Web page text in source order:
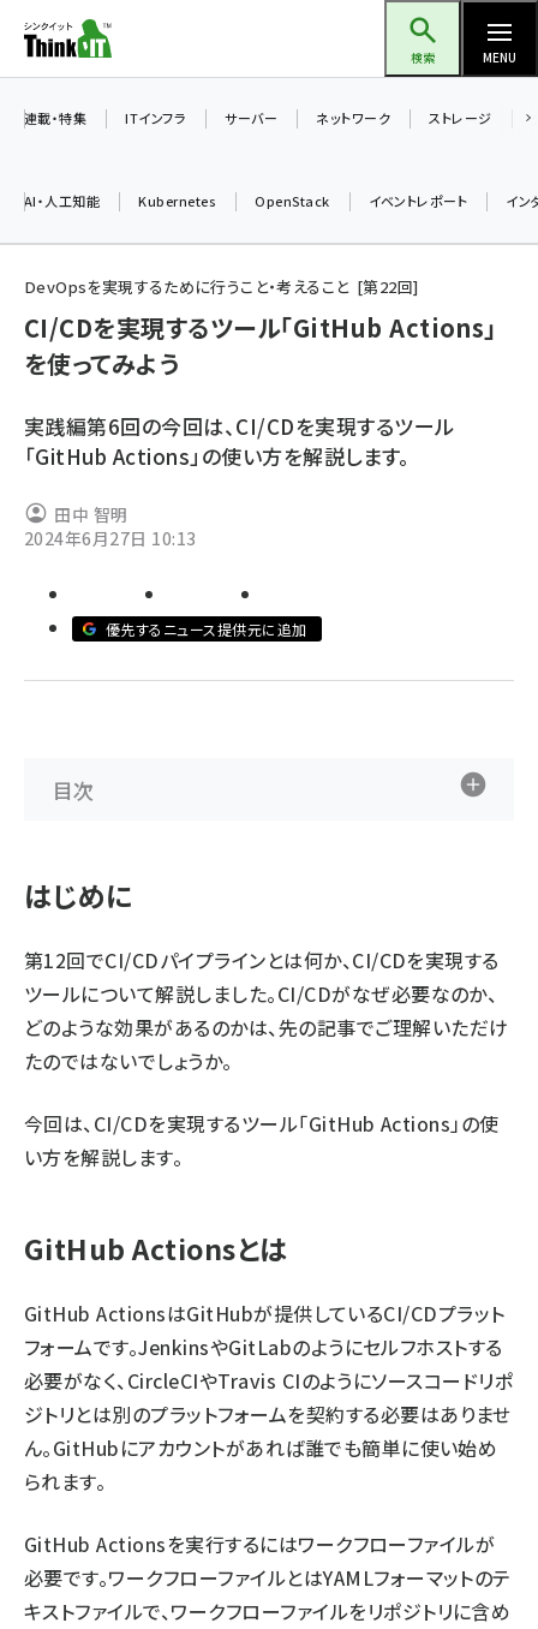
ン
ツ
検索 MENU
加藤銘のチーム貢献～仲間と築いた勝利の絆～ (2329)
iot女子会 (2295)
drupal (1966)
abc123 (1371)
連載・特集 ITインフラ サーバー ネットワーク ストレージ
AI・人工知能 Kubernetes OpenStack イベントレポート イン
DevOpsを実現するために行うこと・考えること 第22回
CI/CDを実現するツール「GitHub Actions」
を使ってみよう
実践編第6回の今回は、CI/CDを実現するツール
「GitHub Actions」の使い方を解説します。
田中 智明
2024年6月27日 10:13
優先するニュース提供元に追加
目次
はじめに
第12回でCI/CDパイプラインとは何か、CI/CDを実現する
ツールについて解説しました。CI/CDがなぜ必要なのか、
どのような効果があるのかは、先の記事でご理解いただけ
たのではないでしょうか。
今回は、CI/CDを実現するツール「GitHub Actions」の使
い方を解説します。
GitHub Actionsとは
GitHub ActionsはGitHubが提供しているCI/CDプラット
フォームです。JenkinsやGitLabのようにセルフホストする
必要がなく、CircleCIやTravis CIのようにソースコードリポ
ジトリとは別のプラットフォームを契約する必要はありませ
ん。GitHubにアカウントがあれば誰でも簡単に使い始め
られます。
GitHub Actionsを実行するにはワークフローファイルが
必要です。ワークフローファイルとはYAMLフォーマットのテ
キストファイルで、ワークフローファイルをリポジトリに含め